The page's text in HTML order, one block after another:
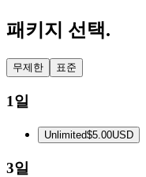
패키지 선택.
무제한 표준
1일
Unlimited$5.00USD
3일